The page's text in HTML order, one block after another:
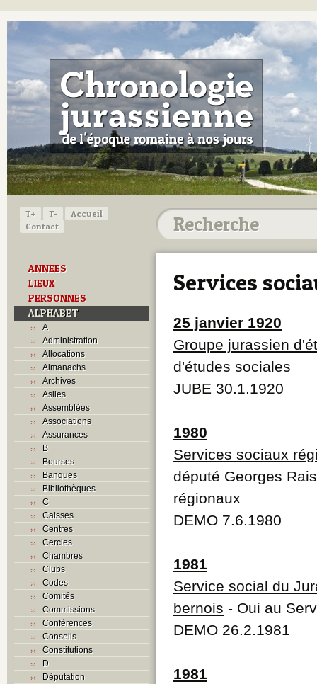
T+ T-
Accueil
Contact
ANNEES
LIEUX
PERSONNES
ALPHABET
A
Administration
Allocations
Almanachs
Archives
Asiles
Assemblées
Associations
Assurances
B
Bourses
Banques
Bibliothèques
C
Caisses
Centres
Cercles
Chambres
Clubs
Codes
Comités
Commissions
Conférences
Conseils
Constitutions
D
Députation
Services
25 janvier 1920
Groupe jurassien
d'études sociales
JUBE 30.1.1920
1980
Services sociaux
député Georges
régionaux
DEMO 7.6.1980
1981
Service social du
bernois - Oui au
DEMO 26.2.1981
1981